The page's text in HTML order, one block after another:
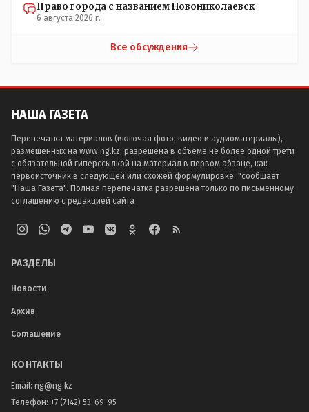
Право города с названием Новониколаевск
6 августа 2026 г.
Все обсуждения
НАША ГАЗЕТА
Перепечатка материалов (включая фото, видео и аудиоматериалы),
размещенных на www.ng.kz, разрешена в объеме не более одной трети
с обязательной гиперссылкой на материал в первом абзаце, как
первоисточник в следующей или схожей формулировке: "сообщает
"Наша Газета". Полная перепечатка разрешена только по письменному
соглашению с редакцией сайта
РАЗДЕЛЫ
Новости
Архив
Соглашение
КОНТАКТЫ
Email: ng@ng.kz
Телефон: +7 (7142) 53-69-95